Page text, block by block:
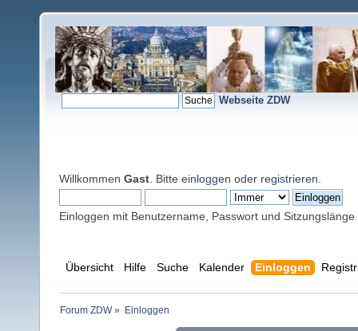
Webseite ZDW
Willkommen Gast . Bitte einloggen oder registrieren
Einloggen mit Benutzername, Passwort und Sitzungslänge
Übersicht Hilfe Suche Kalender Einloggen
Forum ZDW» Einloggen